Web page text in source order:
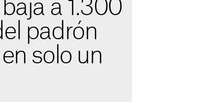
a 1.300
padrón
solo un